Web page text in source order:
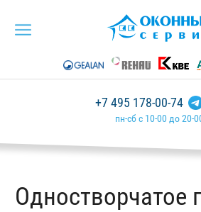
+7 495 178-00-74
пн-сб с 10-00 до 20-
Одностворчатое